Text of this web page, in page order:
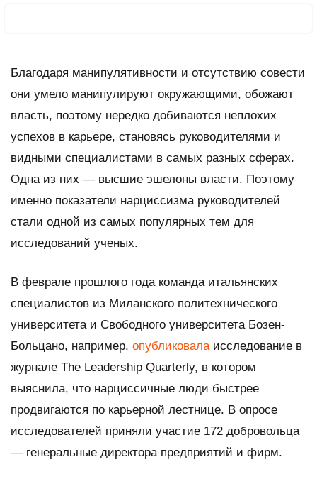
Благодаря манипулятивности и отсутствию совести
они умело манипулируют окружающими, обожают
власть, поэтому нередко добиваются неплохих
успехов в карьере, становясь руководителями и
видными специалистами в самых разных сферах.
Одна из них — высшие эшелоны власти. Поэтому
именно показатели нарциссизма руководителей
стали одной из самых популярных тем для
исследований ученых.
В феврале прошлого года команда итальянских
специалистов из Миланского политехнического
университета и Свободного университета Бозен-
Больцано, например, опубликовала исследование в
журнале The Leadership Quarterly, в котором
выяснила, что нарциссичные люди быстрее
продвигаются по карьерной лестнице. В опросе
исследователей приняли участие 172 добровольца
— генеральные директора предприятий и фирм.